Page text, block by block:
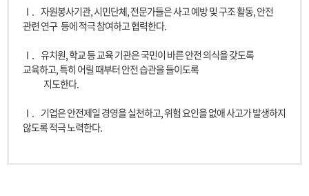
Ⅰ. 자원봉사기관, 시민단체, 전문가들은 사고 예방 및 구조 활동, 안전
관련 연구 등에 적극 참여하고 협력한다.
Ⅰ. 유치원, 학교 등 교육 기관은 국민이 바른 안전 의식을 갖도록
교육하고, 특히 어릴 때부터 안전 습관을 들이도록
지도한다.
Ⅰ. 기업은 안전제일 경영을 실천하고, 위험 요인을 없애 사고가 발생하지
않도록 적극 노력한다.